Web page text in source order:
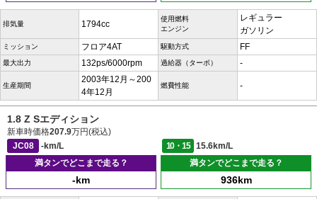
排気量 1794cc
使用燃料
エンジン
レギュラー
ガソリン
ミッション フロア4AT 駆動方式 FF
最大出力 132ps/6000rpm 過給器（ターボ） -
生産期間
2003年12月～200
4年12月
燃費性能 -
1.8 Z Sエディション
新車時価格207.9万円(税込)
JC08
-km/L 10・15
15.6km/L
満タンでどこまで走る？
-km
満タンでどこまで走る？
936km